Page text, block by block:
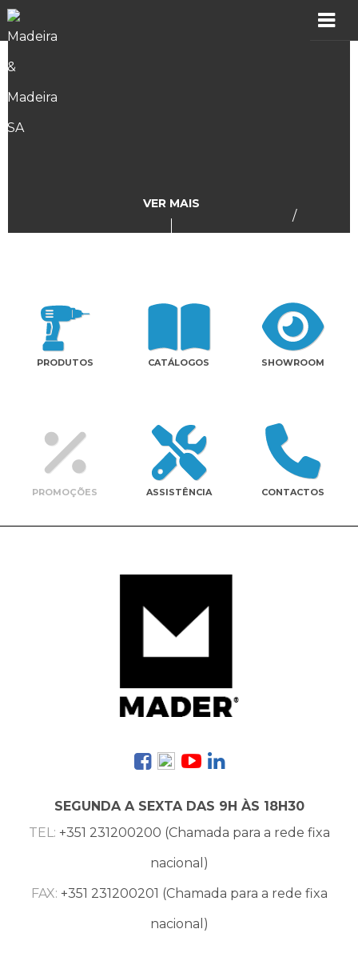
Assistência
Contactos
/
VER MAIS
PRODUTOS CATÁLOGOS SHOWROOM
PROMOÇÕES ASSISTÊNCIA CONTACTOS
SEGUNDA A SEXTA DAS 9H ÀS 18H30
TEL: +351 231200200 (Chamada para a rede fixa
nacional)
FAX: +351 231200201 (Chamada para a rede fixa
nacional)